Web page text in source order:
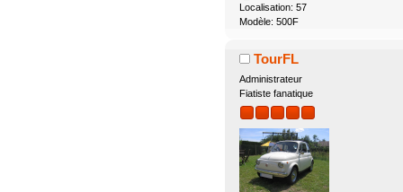
Localisation: 57
Modèle: 500F
TourFL
Administrateur
Fiatiste fanatique